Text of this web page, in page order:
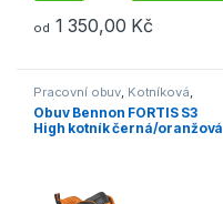
od 1 350,00 Kč
Pracovní obuv, Kotníková,
S3/S1P
Obuv Bennon FORTIS S3
High kotník černá/oranžová